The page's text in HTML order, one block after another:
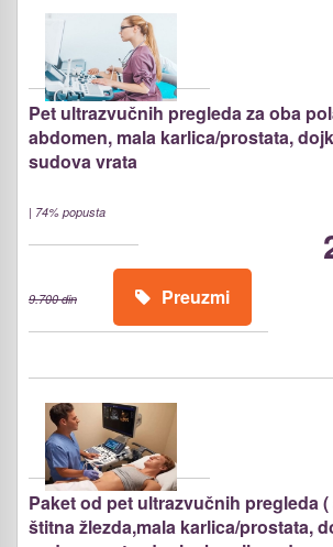
Pet ultrazvučnih pregleda za oba
abdomen, mala karlica/prostata,
sudova vrata
| 74% popusta
9.700 din Preuzmi
Paket od pet ultrazvučnih pregleda
štitna žlezda,mala karlica/prostata,